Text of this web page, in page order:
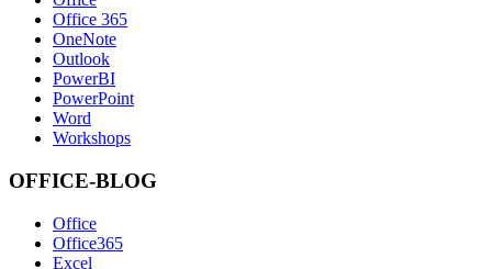
Office 365
OneNote
Outlook
PowerBI
PowerPoint
Word
Workshops
OFFICE-BLOG
Office
Office365
Excel